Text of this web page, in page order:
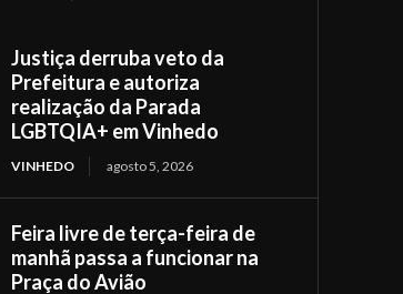
Justiça derruba veto da
Prefeitura e autoriza
realização da Parada
LGBTQIA+ em Vinhedo
VINHEDO agosto 5, 2026
Feira livre de terça-feira de
manhã passa a funcionar na
Praça do Avião